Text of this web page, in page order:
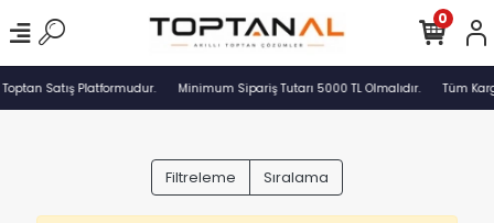
Satış Platformudur. Minimum Sipariş Tutarı 5000 TL Olmalıdır. Tüm
0
Filtreleme Sıralama